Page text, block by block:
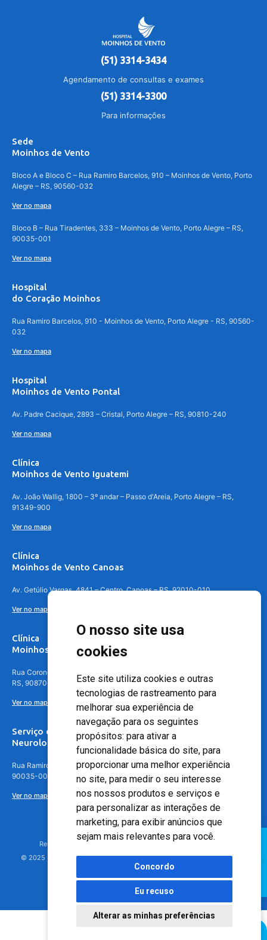
O nosso site usa
cookies
Este site utiliza cookies e outras
tecnologias de rastreamento para
melhorar sua experiência de
navegação para os seguintes
propósitos: para ativar a
funcionalidade básica do site, para
proporcionar uma melhor experiência
no site, para medir o seu interesse
nos nossos produtos e serviços e
para personalizar as interações de
marketing, para exibir anúncios que
sejam mais relevantes para você.
Concordo
Eu recuso
Alterar as minhas preferências
(51) 3314-3434
Agendamento de consultas e exames
(51) 3314-3300
Para informações
Sede
Moinhos de Vento
Bloco A e Bloco C – Rua Ramiro Barcelos, 910 – Moinhos de Vento, Porto
Alegre – RS, 90560-032
Ver no mapa
Bloco B – Rua Tiradentes, 333 – Moinhos de Vento, Porto Alegre – RS,
90035-001
Ver no mapa
Hospital
do Coração Moinhos
Rua Ramiro Barcelos, 910 - Moinhos de Vento, Porto Alegre - RS, 90560-
032
Ver no mapa
Hospital
Moinhos de Vento Pontal
Av. Padre Cacique, 2893 – Cristal, Porto Alegre – RS, 90810-240
Ver no mapa
Clínica
Moinhos de Vento Iguatemi
Av. João Wallig, 1800 – 3º andar – Passo d'Areia, Porto Alegre – RS,
91349-900
Ver no mapa
Clínica
Moinhos de Vento Canoas
Av. Getúlio Vargas, 4841 – Centro, Canoas – RS, 92010-010
Ver no mapa
Clínica
Moinhos de Vento - Teresópolis
Rua Coronel Aparício Borges, 250 - 3º andar - Teresópolis, Porto Alegre -
RS, 90870-016
Ver no mapa
Serviço de
Neurologia
Rua Ramiro Barcelos, 630 – 5º andar – Floresta, Porto Alegre – RS,
90035-001
Ver no mapa
Responsável Técnico: Dr. Luiz Antonio Nasi - CREMERS 11217
© 2025 - Hospital Moinhos de Vento - Registro Empresa (CRM-RS): 425